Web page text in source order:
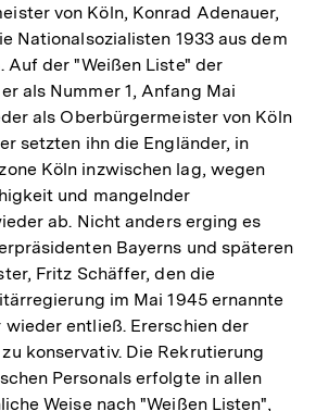
von Köln, Konrad Adenauer,
Nationalsozialisten 1933 aus dem
der "Weißen Liste" der
als Nummer 1, Anfang Mai
als Oberbürgermeister von Köln
setzten ihn die Engländer, in
Köln inzwischen lag, wegen
und mangelnder
ab. Nicht anders erging es
Bayerns und späteren
Fritz Schäffer, den die
im Mai 1945 ernannte
entließ. Ererschien der
konservativ. Die Rekrutierung
Personals erfolgte in allen
Weise nach "Weißen Listen",